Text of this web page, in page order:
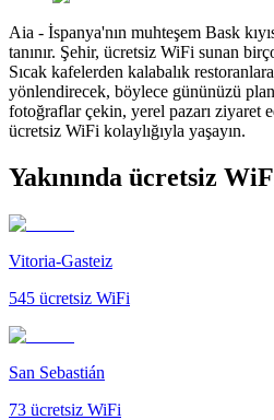
Aia - İspanya'nın muhteşem Bask
tanınır. Şehir, ücretsiz WiFi sunan
Sıcak kafelerden kalabalık
yönlendirecek, böylece gününüzü
fotoğraflar çekin, yerel pazarı ziyaret
ücretsiz WiFi kolaylığıyla yaşayın.
Yakınında ücretsiz
Vitoria-Gasteiz
545 ücretsiz WiFi
San Sebastián
73 ücretsiz WiFi